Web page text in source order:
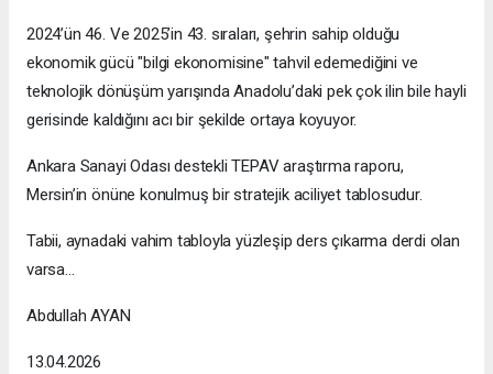
2024’ün 46. Ve 2025’in 43. sıraları, şehrin sahip olduğu
ekonomik gücü "bilgi ekonomisine" tahvil edemediğini ve
teknolojik dönüşüm yarışında Anadolu’daki pek çok ilin bile hayli
gerisinde kaldığını acı bir şekilde ortaya koyuyor.
Ankara Sanayi Odası destekli TEPAV araştırma raporu,
Mersin’in önüne konulmuş bir stratejik aciliyet tablosudur.
Tabii, aynadaki vahim tabloyla yüzleşip ders çıkarma derdi olan
varsa...
Abdullah AYAN
13.04.2026